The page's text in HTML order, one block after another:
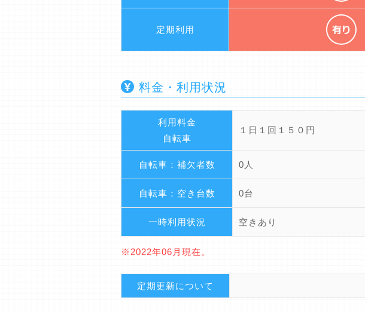
定期利用
料金・利用状況
利用料金
自転車
１日１回１５０円
自転車：補欠者数 0人
自転車：空き台数 0台
一時利用状況 空きあり
※2022年06月現在。
定期更新について